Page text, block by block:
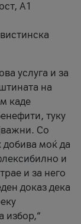
А1
услуга и за
на
каде
туку
Со
добива моќ да
и
и за него
доказ дека
избор,“